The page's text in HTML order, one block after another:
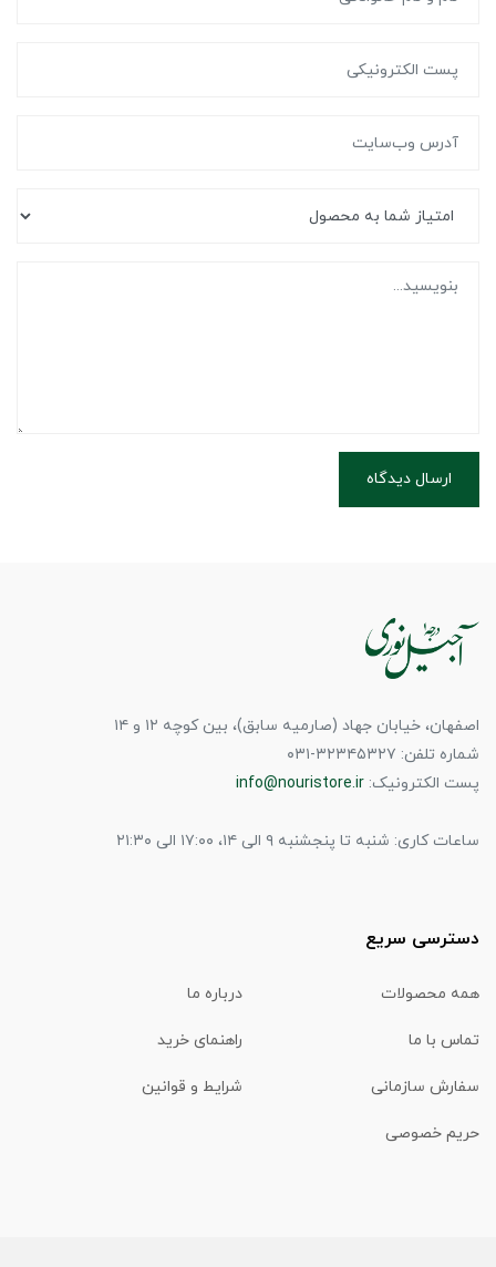
ارسال دیدگاه
اصفهان، خیابان جهاد (صارمیه سابق)، بین کوچه ۱۲ و ۱۴
شماره تلفن: ۳۲۳۴۵۳۲۷-۰۳۱
پست الکترونیک: info@nouristore.ir
ساعات کاری: شنبه تا پنجشنبه ۹ الی ۱۴، ۱۷:۰۰ الی ۲۱:۳۰
دسترسی سریع
همه محصولات درباره ما
تماس با ما راهنمای خرید
سفارش سازمانی شرایط و قوانین
حریم خصوصی